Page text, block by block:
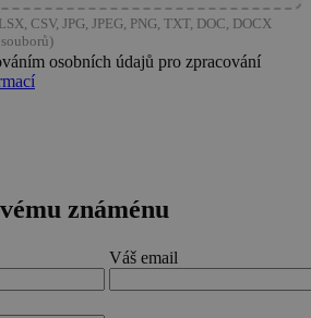
CSV, JPG, JPEG, PNG, TXT, DOC, DOCX
osobních údajů pro zpracování
známénu
Váš email